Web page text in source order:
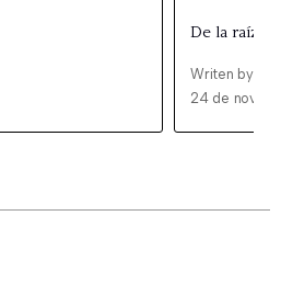
De la raíz a
Writen by
24 de